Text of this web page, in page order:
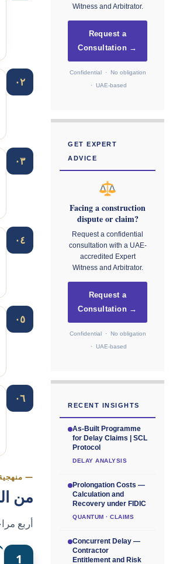
٠٢
٠٣
٠٤
٠٥
٠٦
—
من
أربع
1
Witness and Arbitrator.
Request a
Consultation →
Confidential · No obligation
· UAE-based
GET EXPERT
ADVICE
Facing a construction
dispute or claim?
Request a confidential
consultation with a UAE-
accredited Expert
Witness and Arbitrator.
Request a
Consultation →
Confidential · No obligation
· UAE-based
RECENT INSIGHTS
As-Built Programme
for Delay Claims | SCL
Protocol
DELAY ANALYSIS
Prolongation Costs —
Calculation and
Recovery under FIDIC
QUANTUM · CLAIMS
Concurrent Delay —
Contractor
Entitlement and Risk